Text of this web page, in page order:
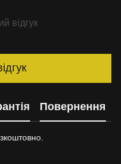
відгук
Повернення